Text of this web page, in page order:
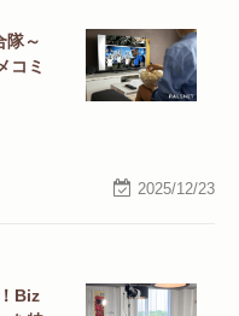
隊～
コミ
2025/12/23
Biz